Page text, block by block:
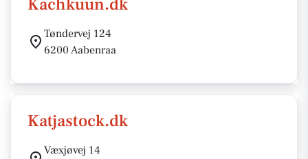
Kachkuun.dk
Tøndervej 124
6200 Aabenraa
Katjastock.dk
Væxjøvej 14